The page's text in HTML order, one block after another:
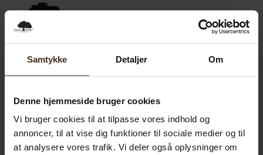
Samtykke Detaljer Om
Denne hjemmeside bruger cookies
Vi bruger cookies til at tilpasse vores indhold og
annoncer, til at vise dig funktioner til sociale medier og til
at analysere vores trafik. Vi deler også oplysninger om
0,00SEK 0